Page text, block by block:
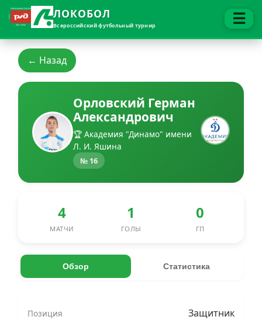
ЛОКОБОЛ
Всероссийский футбольный турнир ☰
← Назад
Орловский Герман
Александрович
🏆 Академия "Динамо" имени
Л. И. Яшина
№ 16
4
МАТЧИ
1
ГОЛЫ
0
ГП
Обзор Статистика
Позиция Защитник